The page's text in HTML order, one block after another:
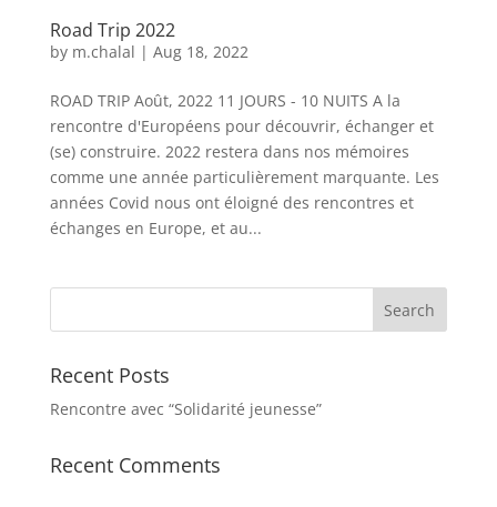
Road Trip 2022
by m.chalal | Aug 18, 2022
ROAD TRIP Août, 2022 11 JOURS - 10 NUITS A la
rencontre d'Européens pour découvrir, échanger et
(se) construire. 2022 restera dans nos mémoires
comme une année particulièrement marquante. Les
années Covid nous ont éloigné des rencontres et
échanges en Europe, et au...
Recent Posts
Rencontre avec “Solidarité jeunesse”
Recent Comments